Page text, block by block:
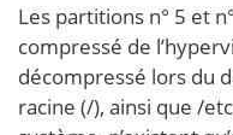
Les partitions n° 5 et
compressé de
décompressé lors du
racine (/), ainsi que /